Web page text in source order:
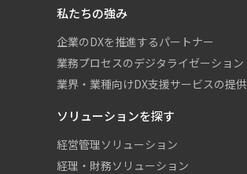
私たちの強み
企業のDXを推進するパートナー
業務プロセスのデジタライゼーション
業界・業種向けDX支援サービスの提供
ソリューションを探す
経営管理ソリューション
経理・財務ソリューション